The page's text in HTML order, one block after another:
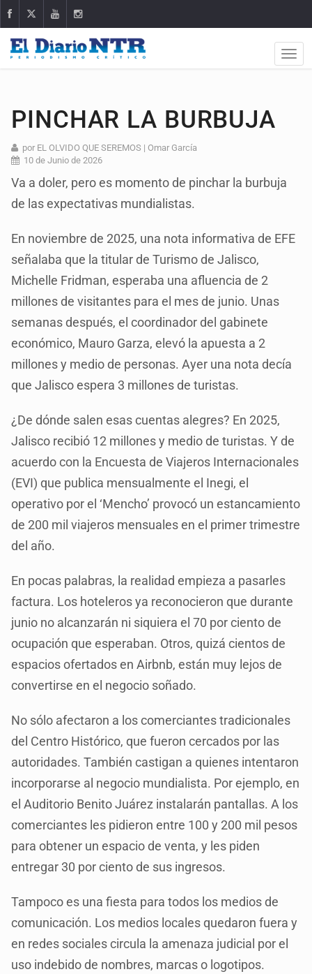
PINCHAR LA BURBUJA
por EL OLVIDO QUE SEREMOS | Omar García
10 de Junio de 2026
Va a doler, pero es momento de pinchar la burbuja
de las expectativas mundialistas.
En noviembre de 2025, una nota informativa de EFE
señalaba que la titular de Turismo de Jalisco,
Michelle Fridman, esperaba una afluencia de 2
millones de visitantes para el mes de junio. Unas
semanas después, el coordinador del gabinete
económico, Mauro Garza, elevó la apuesta a 2
millones y medio de personas. Ayer una nota decía
que Jalisco espera 3 millones de turistas.
¿De dónde salen esas cuentas alegres? En 2025,
Jalisco recibió 12 millones y medio de turistas. Y de
acuerdo con la Encuesta de Viajeros Internacionales
(EVI) que publica mensualmente el Inegi, el
operativo por el ‘Mencho’ provocó un estancamiento
de 200 mil viajeros mensuales en el primer trimestre
del año.
En pocas palabras, la realidad empieza a pasarles
factura. Los hoteleros ya reconocieron que durante
junio no alcanzarán ni siquiera el 70 por ciento de
ocupación que esperaban. Otros, quizá cientos de
espacios ofertados en Airbnb, están muy lejos de
convertirse en el negocio soñado.
No sólo afectaron a los comerciantes tradicionales
del Centro Histórico, que fueron cercados por las
autoridades. También castigan a quienes intentaron
incorporarse al negocio mundialista. Por ejemplo, en
el Auditorio Benito Juárez instalarán pantallas. A los
comerciantes les pidieron entre 100 y 200 mil pesos
para obtener un espacio de venta, y les piden
entregar 30 por ciento de sus ingresos.
Tampoco es una fiesta para todos los medios de
comunicación. Los medios locales quedaron fuera y
en redes sociales circula la amenaza judicial por el
uso indebido de nombres, marcas o logotipos.